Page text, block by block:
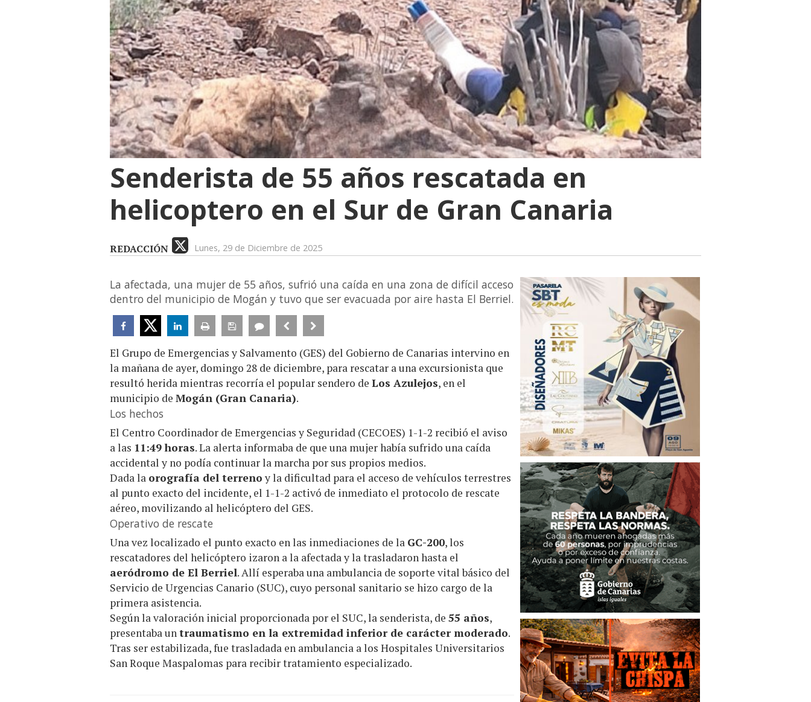
Senderista de 55 años rescatada en
helicoptero en el Sur de Gran Canaria
REDACCIÓN Lunes, 29 de Diciembre de 2025
La afectada, una mujer de 55 años, sufrió una caída en una zona de difícil acceso
dentro del municipio de Mogán y tuvo que ser evacuada por aire hasta El Berriel.
El Grupo de Emergencias y Salvamento (GES) del Gobierno de Canarias intervino en
la mañana de ayer, domingo 28 de diciembre, para rescatar a una excursionista que
resultó herida mientras recorría el popular sendero de Los Azulejos, en el
municipio de Mogán (Gran Canaria).
Los hechos
El Centro Coordinador de Emergencias y Seguridad (CECOES) 1-1-2 recibió el aviso
a las 11:49 horas. La alerta informaba de que una mujer había sufrido una caída
accidental y no podía continuar la marcha por sus propios medios.
Dada la orografía del terreno y la dificultad para el acceso de vehículos terrestres
al punto exacto del incidente, el 1-1-2 activó de inmediato el protocolo de rescate
aéreo, movilizando al helicóptero del GES.
Operativo de rescate
Una vez localizado el punto exacto en las inmediaciones de la GC-200, los
rescatadores del helicóptero izaron a la afectada y la trasladaron hasta el
aeródromo de El Berriel. Allí esperaba una ambulancia de soporte vital básico del
Servicio de Urgencias Canario (SUC), cuyo personal sanitario se hizo cargo de la
primera asistencia.
Según la valoración inicial proporcionada por el SUC, la senderista, de 55 años,
presentaba un traumatismo en la extremidad inferior de carácter moderado.
Tras ser estabilizada, fue trasladada en ambulancia a los Hospitales Universitarios
San Roque Maspalomas para recibir tratamiento especializado.